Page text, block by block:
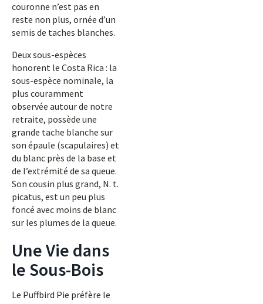
couronne n’est pas en
reste non plus, ornée d’un
semis de taches blanches.
Deux sous-espèces
honorent le Costa Rica : la
sous-espèce nominale, la
plus couramment
observée autour de notre
retraite, possède une
grande tache blanche sur
son épaule (scapulaires) et
du blanc près de la base et
de l’extrémité de sa queue.
Son cousin plus grand, N. t.
picatus, est un peu plus
foncé avec moins de blanc
sur les plumes de la queue.
Une Vie dans
le Sous-Bois
Le Puffbird Pie préfère le